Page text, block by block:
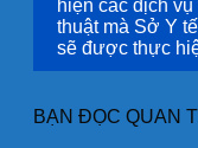
hiện các dịch
thuật mà Sở Y
sẽ được thực
BẠN ĐỌC QUAN